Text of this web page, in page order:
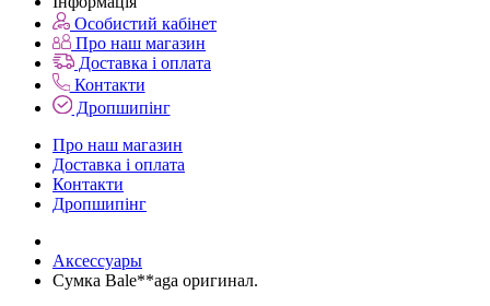
Особистий кабінет
Про наш магазин
Доставка і оплата
Контакти
Дропшипінг
Про наш магазин
Доставка і оплата
Контакти
Дропшипінг
Аксессуары
Сумка Bale**aga оригинал.